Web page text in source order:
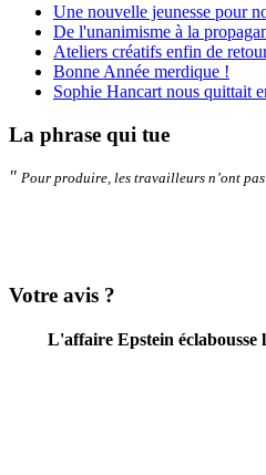
Une nouvelle jeunesse pour
De l'unanimisme à la
Ateliers créatifs enfin de
Bonne Année merdique !
Sophie Hancart nous quittait
La phrase qui tue
" Pour produire, les travailleurs n’ont
Votre avis ?
L'affaire Epstein éclabousse